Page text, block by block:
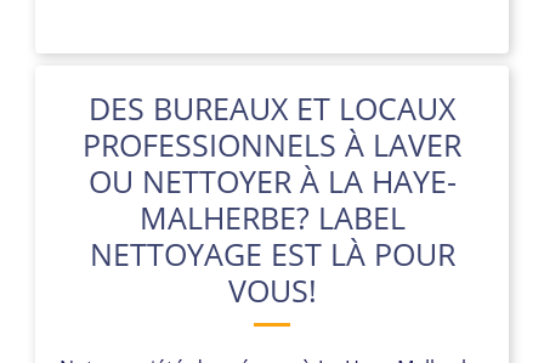
DES BUREAUX ET LOCAUX
PROFESSIONNELS À LAVER
OU NETTOYER À LA HAYE-
MALHERBE? LABEL
NETTOYAGE EST LÀ POUR
VOUS!